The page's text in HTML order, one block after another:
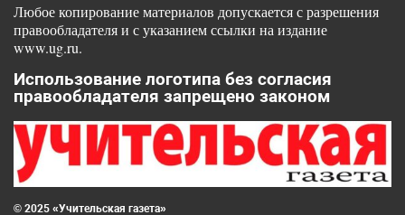
Любое копирование материалов допускается с разрешения
правообладателя и с указанием ссылки на издание
www.ug.ru.
Использование логотипа без согласия
правообладателя запрещено законом
© 2025 «Учительская газета»